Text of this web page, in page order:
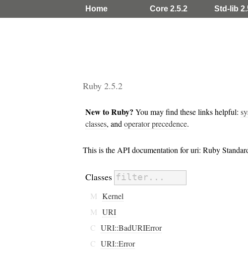
Home Core 2.5.2 Std-lib
Ruby 2.5.2
New to Ruby? You may find these links helpful:
classes, and operator precedence.
This is the API documentation for uri: Ruby
Classes
M Kernel
M URI
C URI::BadURIError
C URI::Error